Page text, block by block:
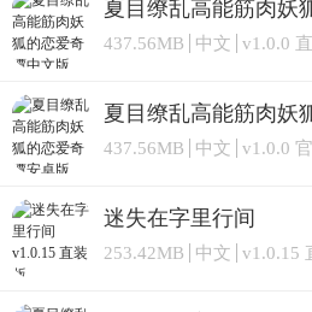
夏目缭乱高能筋肉妖
谭中文版
437.56MB 中文 v1.0.0
夏目缭乱高能筋肉妖
谭安卓版
437.56MB 中文 v1.0.0
迷失在字里行间
253.42MB 中文 v1.0.15